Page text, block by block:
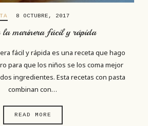
8 OCTUBRE, 2017
la marinera fácil y rápida
fácil y rápida es una receta que hago
para que los niños se los coma mejor
ingredientes. Esta recetas con pasta
combinan con…
READ MORE